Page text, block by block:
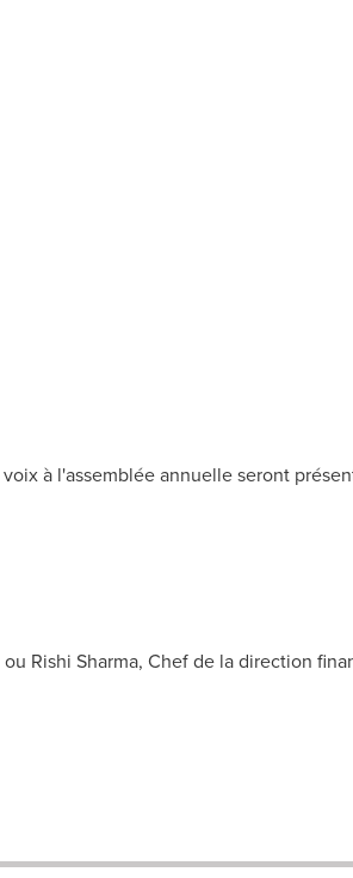
à l'assemblée annuelle seront
Rishi Sharma, Chef de la direction